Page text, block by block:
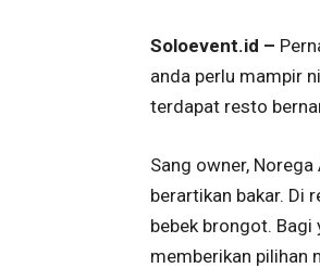
Soloevent.id –
anda perlu mampir
terdapat resto
Sang owner,
berartikan bakar. Di
bebek brongot. Bagi
memberikan pilihan